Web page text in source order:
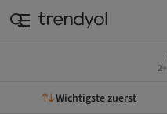
Wichtigste zuerst